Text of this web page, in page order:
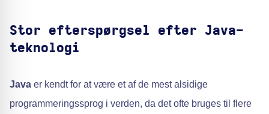
Stor efterspørgsel efter Java-
teknologi
Java er kendt for at være et af de mest alsidige
programmeringssprog i verden, da det ofte bruges til flere